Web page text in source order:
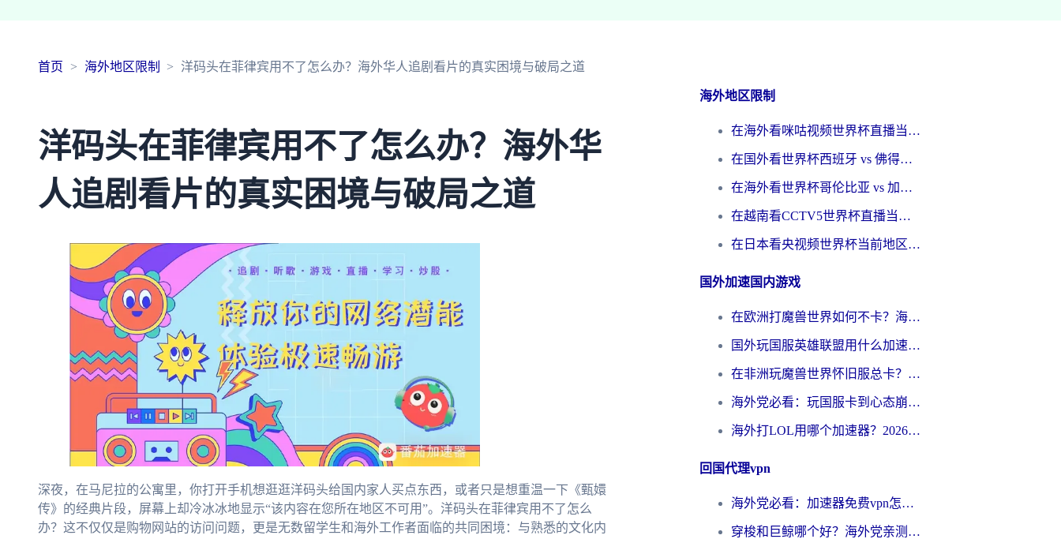
首页 海外地区限制 洋码头在菲律宾用不了怎么办？海外华人追剧看片的真实困境与破局之道
洋码头在菲律宾用不了怎么办？海外华
人追剧看片的真实困境与破局之道
深夜，在马尼拉的公寓里，你打开手机想逛逛洋码头给国内家人买点东西，或者只是想重温一下《甄嬛
传》的经典片段，屏幕上却冷冰冰地显示“该内容在您所在地区不可用”。洋码头在菲律宾用不了怎么
办？这不仅仅是购物网站的访问问题，更是无数留学生和海外工作者面临的共同困境：与熟悉的文化内
海外地区限制
在海外看咪咕视频世界杯直播当前IP受限制？这篇指南帮你搞定所有体育赛事观看难题
在国外看世界杯西班牙 vs 佛得角无法播放？这篇指南帮你解锁所有中文体育直播
在海外看世界杯哥伦比亚 vs 加纳当前IP受限制？这篇指南帮你流畅看中文解说赛事
在越南看CCTV5世界杯直播当前IP受限制？海外党体育观赛终极指南来了
在日本看央视频世界杯当前地区不可播放？海外党体育观赛终极指南
国外加速国内游戏
在欧洲打魔兽世界如何不卡？海外玩家的国服游戏加速终极攻略
国外玩国服英雄联盟用什么加速器好？海外党亲测有效的国服游戏加速指南
在非洲玩魔兽世界怀旧服总卡？别慌，这份指南帮你丝滑开荒
海外党必看：玩国服卡到心态崩？少女前线云图计划加速器免费推荐+碧蓝航线足球世界流畅攻略
海外打LOL用哪个加速器？2026实用指南：从延迟到设备适配，一篇解决你的国服游戏痛点
回国代理vpn
海外党必看：加速器免费vpn怎么选？3步教你无缝访问国内资源
穿梭和巨鲸哪个好？海外党亲测3款回国加速器，教你避开90%的坑